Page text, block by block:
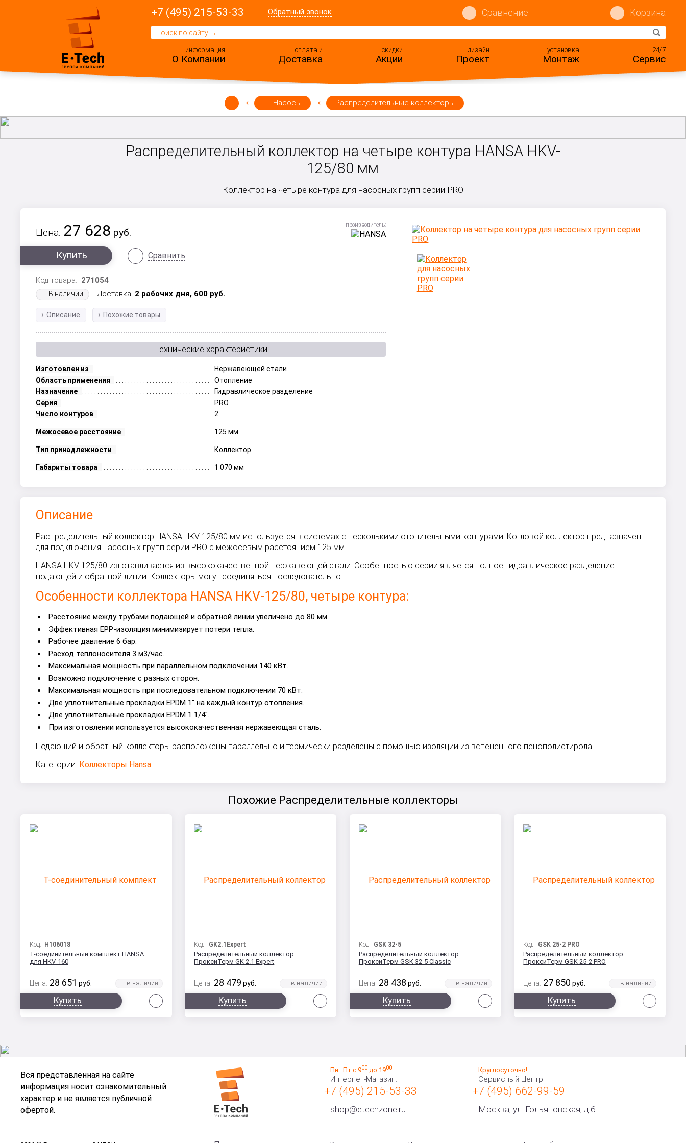
+7 (495) 215-53-33 Обратный звонок Сравнение Корзина
информация
О Компании
оплата и
Доставка
скидки
Акции
дизайн
Проект
установка
Монтаж
24/7
Сервис
Насосы Распределительные коллекторы
Распределительный коллектор на четыре контура HANSA HKV-
125/80 мм
Коллектор на четыре контура для насосных групп серии PRO
Цена: 27 628 руб.
Купить
Сравнить
Код товара: 271054
В наличии Доставка: 2 рабочих дня, 600 руб.
Описание Похожие товары
Технические характеристики
Изготовлен из
Нержавеющей стали
Область применения
Отопление
Назначение
Гидравлическое разделение
Серия
PRO
Число контуров
2
Межосевое расстояние 125 мм.
Тип принадлежности Коллектор
Габариты товара 1 070 мм
Описание
Распределительный коллектор HANSA HKV 125/80 мм используется в системах с несколькими отопительными контурами. Котловой коллектор предназначен
для подключения насосных групп серии PRO с межосевым расстоянием 125 мм.
HANSA HKV 125/80 изготавливается из высококачественной нержавеющей стали. Особенностью серии является полное гидравлическое разделение
подающей и обратной линии. Коллекторы могут соединяться последовательно.
Особенности коллектора HANSA HKV-125/80, четыре контура:
Расстояние между трубами подающей и обратной линии увеличено до 80 мм.
Эффективная EPP-изоляция минимизирует потери тепла.
Рабочее давление 6 бар.
Расход теплоносителя 3 м3/час.
Максимальная мощность при параллельном подключении 140 кВт.
Возможно подключение с разных сторон.
Максимальная мощность при последовательном подключении 70 кВт.
Две уплотнительные прокладки EPDM 1" на каждый контур отопления.
Две уплотнительные прокладки EPDM 1 1/4".
При изготовлении используется высококачественная нержавеющая сталь.
Подающий и обратный коллекторы расположены параллельно и термически разделены c помощью изоляции из вспененного пенополистирола.
Категории: Коллекторы Hansa
Похожие Распределительные коллекторы
Код: H106018
Т-соединительный комплект HANSA
для HKV-160
Цена: 28 651 руб.
Купить
Код: GK2.1Expert
Распределительный коллектор
ПроксиТерм GK 2.1 Expert
Цена: 28 479 руб.
Купить
Код: GSK 32-5
Распределительный коллектор
ПроксиТерм GSK 32-5 Classic
Цена: 28 438 руб.
Купить
Код: GSK 25-2 PRO
Распределительный коллектор
ПроксиТерм GSK 25-2 PRO
Цена: 27 850 руб.
Купить
Вся представленная на сайте
информация носит ознакомительный
характер и не является публичной
офертой.
Пн–Пт с 900до 1900
Интернет-Магазин:
+7 (495) 215-53-33
shop@etechzone.ru
Круглосуточно!
Сервисный Центр:
+7 (495) 662-99-59
Москва, ул. Гольяновская, д.6